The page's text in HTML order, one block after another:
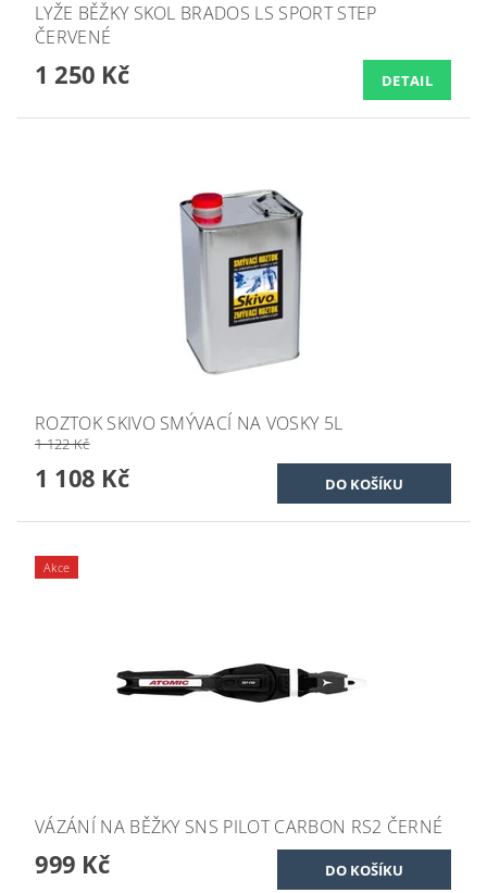
LYŽE BĚŽKY SKOL BRADOS LS SPORT STEP
ČERVENÉ
1 250 Kč DETAIL
ROZTOK SKIVO SMÝVACÍ NA VOSKY 5L
1 122 Kč
1 108 Kč
Akce
VÁZÁNÍ NA BĚŽKY SNS PILOT CARBON RS2 ČERNÉ
999 Kč